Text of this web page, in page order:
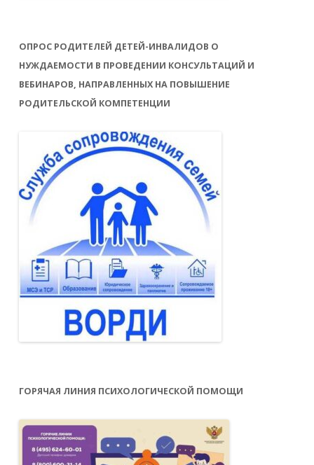
ОПРОС РОДИТЕЛЕЙ ДЕТЕЙ-ИНВАЛИДОВ О
НУЖДАЕМОСТИ В ПРОВЕДЕНИИ КОНСУЛЬТАЦИЙ И
ВЕБИНАРОВ, НАПРАВЛЕННЫХ НА ПОВЫШЕНИЕ
РОДИТЕЛЬСКОЙ КОМПЕТЕНЦИИ
ГОРЯЧАЯ ЛИНИЯ ПСИХОЛОГИЧЕСКОЙ ПОМОЩИ